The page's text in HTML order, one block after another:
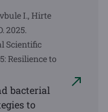
I., Hirte
2025.
Scientific
Resilience to
bacterial
to